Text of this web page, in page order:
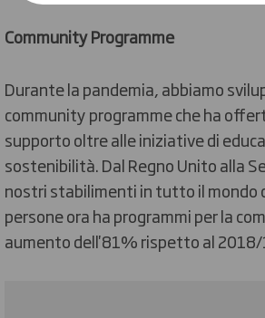
Community Programme
Durante la pandemia, abbiamo
community programme che ha
supporto oltre alle iniziative di
sostenibilità. Dal Regno Unito alla
nostri stabilimenti in tutto il mondo
persone ora ha programmi per la
aumento dell'81% rispetto al